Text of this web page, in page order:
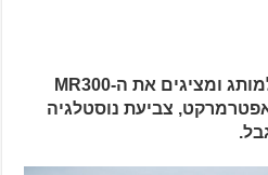
ברייחו מציינים 80 שנים למותג ומציגים את ה-MR300
צביעת נוסטלגיה